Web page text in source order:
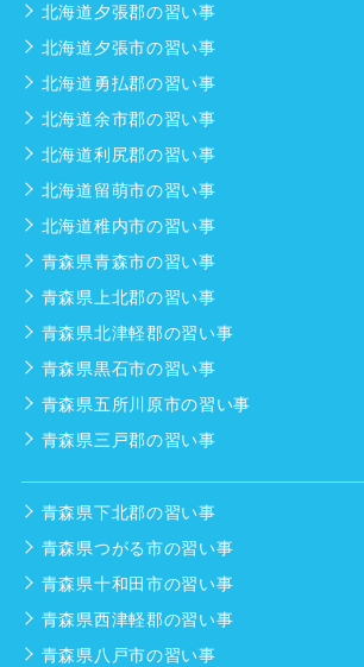
北海道夕張郡の習い事
北海道夕張市の習い事
北海道勇払郡の習い事
北海道余市郡の習い事
北海道利尻郡の習い事
北海道留萌市の習い事
北海道稚内市の習い事
青森県青森市の習い事
青森県上北郡の習い事
青森県北津軽郡の習い事
青森県黒石市の習い事
青森県五所川原市の習い事
青森県三戸郡の習い事
青森県下北郡の習い事
青森県つがる市の習い事
青森県十和田市の習い事
青森県西津軽郡の習い事
青森県八戸市の習い事